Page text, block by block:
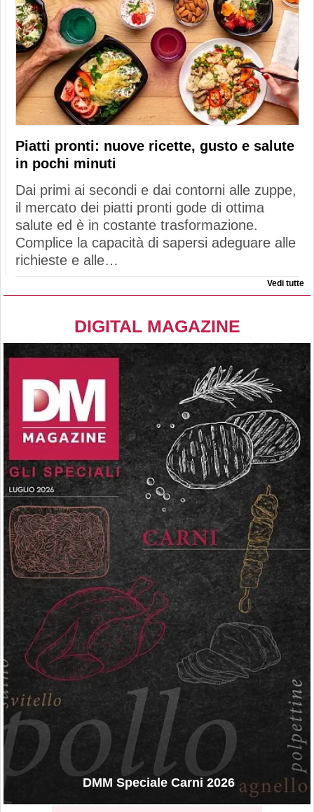
Piatti pronti: nuove ricette, gusto e salute
in pochi minuti
Dai primi ai secondi e dai contorni alle zuppe,
il mercato dei piatti pronti gode di ottima
salute ed è in costante trasformazione.
Complice la capacità di sapersi adeguare alle
richieste e alle…
Vedi tutte
DIGITAL MAGAZINE
DMM Speciale Carni 2026